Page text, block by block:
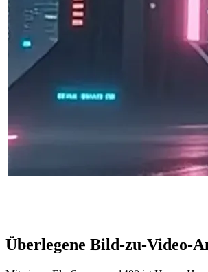
Überlegene Bild-zu-Video-